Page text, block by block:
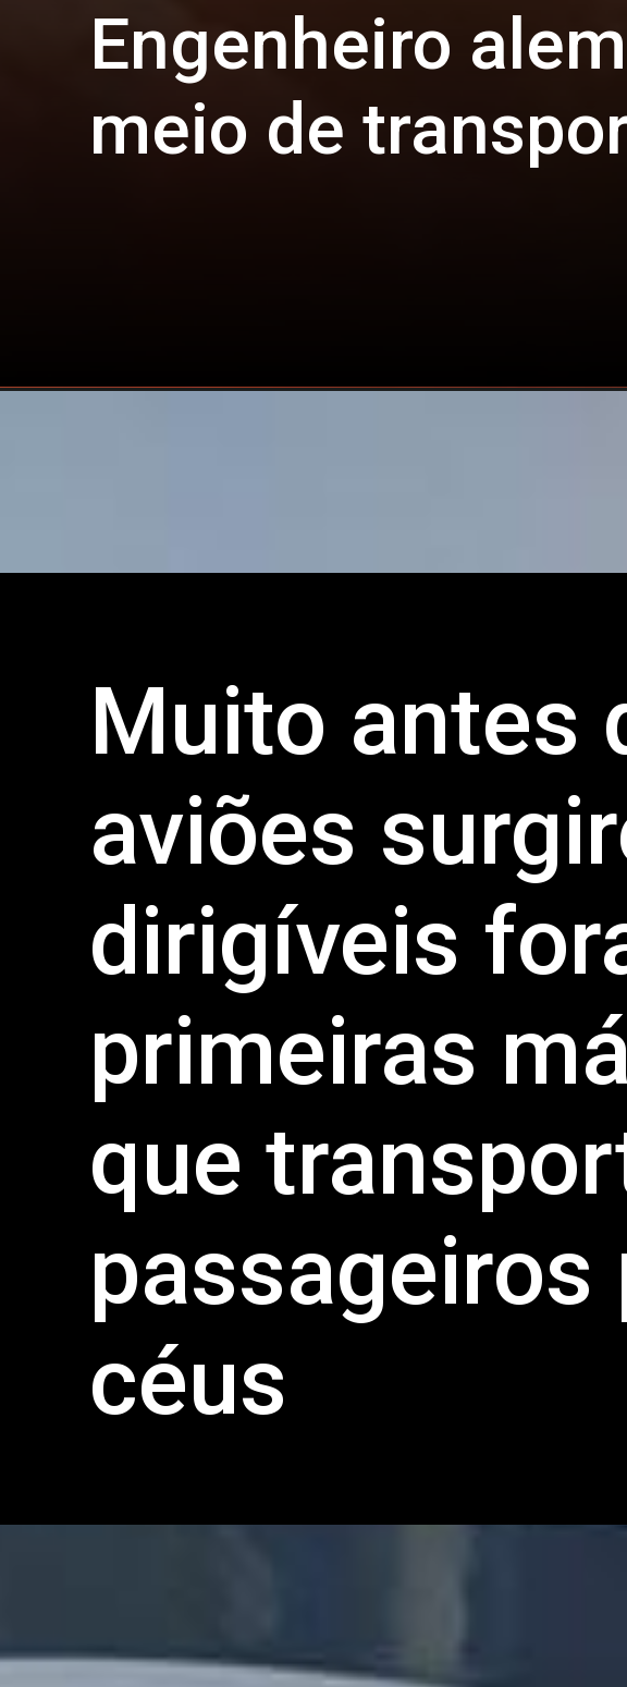
Engenheiro
meio de
Muito antes
aviões
dirigíveis
primeiras
que
passageiros
céus